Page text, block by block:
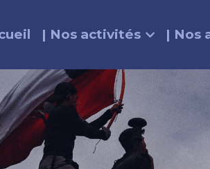
| Nos activités | Nos